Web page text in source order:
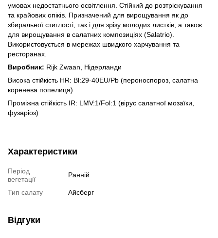
умовах недостатнього освітлення. Стійкий до розтріскування
та крайових опіків. Призначений для вирощування як до
збиральної стиглості, так і для зрізу молодих листків, а також
для вирощування в салатних композиціях (Salatrio).
Використовується в мережах швидкого харчування та
ресторанах.
Виробник: Rijk Zwaan, Нідерланди
Висока стійкість HR: Bl:29-40EU/Pb (пероноспороз, салатна
коренева попелиця)
Проміжна стійкість IR: LMV:1/Fol:1 (вірус салатної мозаїки,
фузаріоз)
Характеристики
Період
вегетації
Ранній
Тип салату Айсберг
Відгуки